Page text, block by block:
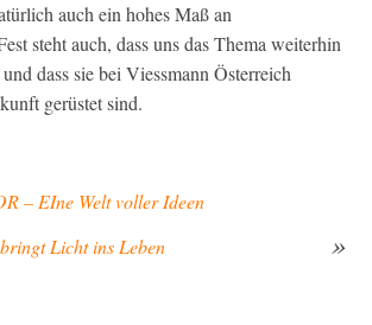
auch ein hohes Maß an
steht auch, dass uns das Thema weiterhin
dass sie bei Viessmann Österreich
gerüstet sind.
– EIne Welt voller Ideen
Licht ins Leben